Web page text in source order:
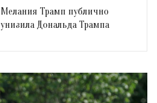
Мелания Трамп публично
унизила Дональда Трампа